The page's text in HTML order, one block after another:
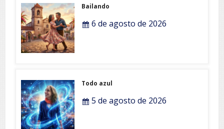
Bailando
6 de agosto de 2026
Todo azul
5 de agosto de 2026